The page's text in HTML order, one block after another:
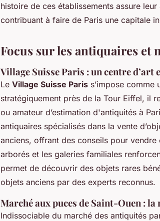
histoire de ces établissements assure
contribuant à faire de Paris une capitale
Focus sur les antiquaires et
Village Suisse Paris : un centre d’art
Le Village Suisse Paris s’impose comme
stratégiquement près de la Tour Eiffel, il
ou amateur d’estimation d'antiquités à
antiquaires spécialisés dans la vente
anciens, offrant des conseils pour
arborés et les galeries familiales
permet de découvrir des objets rares
objets anciens par des experts reconnus.
Marché aux puces de Saint-Ouen :
Indissociable du marché des antiquités